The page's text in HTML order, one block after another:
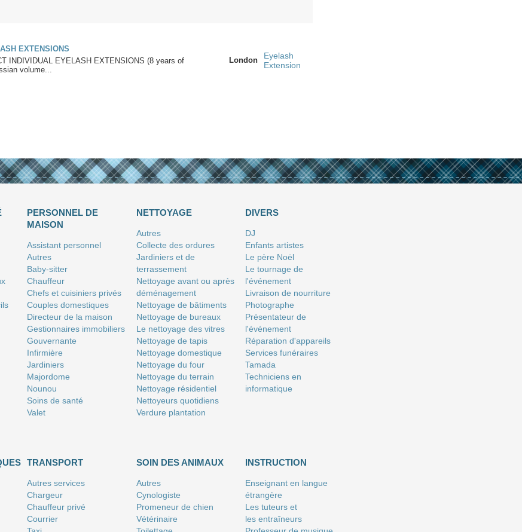
EXTENSIONS
INDIVIDUAL EYELASH EXTENSIONS (8 years of
volume...
London
Eyelash
Extension
PERSONNEL DE
MAISON
Assistant personnel
Autres
Baby-sitter
Chauffeur
Chefs et cuisiniers privés
Couples domestiques
Directeur de la maison
Gestionnaires immobiliers
Gouvernante
Infirmière
Jardiniers
Majordome
Nounou
Soins de santé
Valet
NETTOYAGE
Autres
Collecte des ordures
Jardiniers et de
terrassement
Nettoyage avant ou après
déménagement
Nettoyage de bâtiments
Nettoyage de bureaux
Le nettoyage des vitres
Nettoyage de tapis
Nettoyage domestique
Nettoyage du four
Nettoyage du terrain
Nettoyage résidentiel
Nettoyeurs quotidiens
Verdure plantation
DIVERS
DJ
Enfants artistes
Le père Noël
Le tournage de
l'événement
Livraison de nourriture
Photographe
Présentateur de
l'événement
Réparation d'appareils
Services funéraires
Tamada
Techniciens en
informatique
TRANSPORT
Autres services
Chargeur
Chauffeur privé
Courrier
SOIN DES ANIMAUX
Autres
Cynologiste
Promeneur de chien
Vétérinaire
INSTRUCTION
Enseignant en langue
étrangère
Les tuteurs et
les entraîneurs